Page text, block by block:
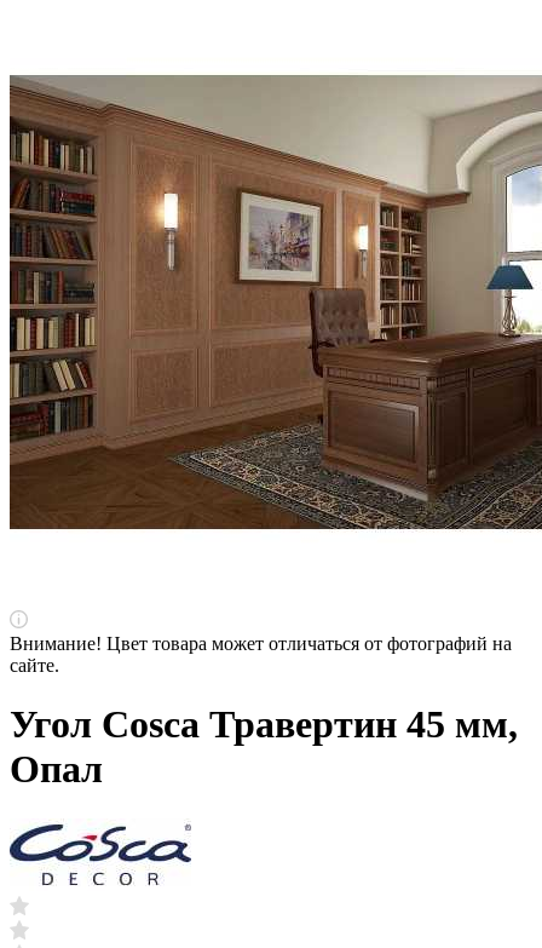
Внимание! Цвет товара может отличаться от фотографий на
сайте.
Угол Cosca Травертин 45 мм,
Опал